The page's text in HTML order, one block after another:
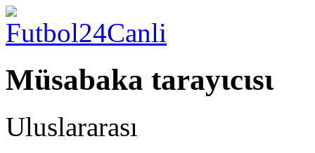
Müsabaka tarayιcιsι
Uluslararası